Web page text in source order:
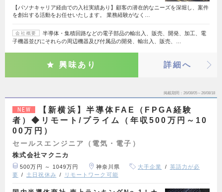
【パソナキャリア経由での入社実績あり】顧客の潜在的なニーズを深堀し、案件
を創出する活動をお任せいたします。 業務経験がなく…
会社概要
半導体・集積回路などの電子部品の輸出入、販売、開発、加工、電
子機器並びにそれらの周辺機器及び付属品の開発、輸出入、販売、…
興味あり 詳細へ
掲載期間 26/08/05～26/08/18
NEW
【新横浜】半導体FAE（FPGA経験
者）◆リモート/プライム（年収500万円～10
00万円）
セールスエンジニア（電気・電子）
株式会社マクニカ
500万円 ～ 1049万円 神奈川県 大手企業
英語力が必
要
土日祝休み リモートワーク可能